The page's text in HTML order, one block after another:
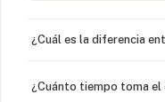
¿Cuál es la diferencia
¿Cuánto tiempo toma el